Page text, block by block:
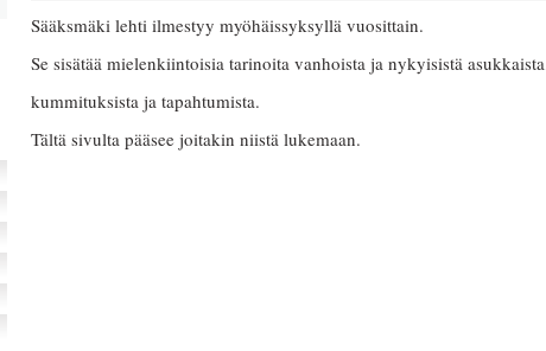
Sääksmäki lehti ilmestyy myöhäissyksyllä vuosittain.
Se sisätää mielenkiintoisia tarinoita vanhoista ja nykyisistä
kummituksista ja tapahtumista.
Tältä sivulta pääsee joitakin niistä lukemaan.